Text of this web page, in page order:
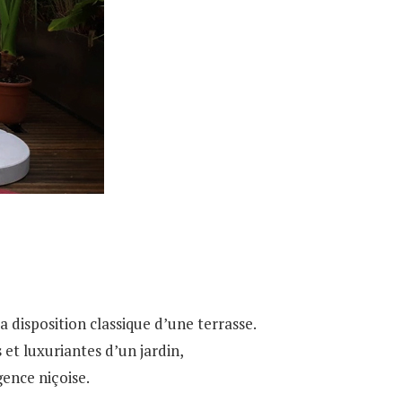
disposition classique d’une terrasse.
et luxuriantes d’un jardin,
niçoise.